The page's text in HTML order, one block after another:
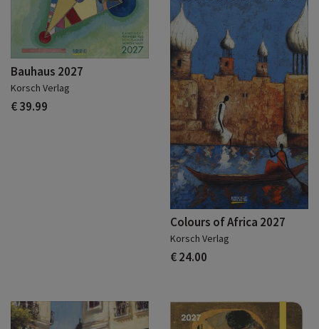
Bauhaus 2027
Korsch Verlag
€ 39.99
Colours of Africa 2027
Korsch Verlag
€ 24.00